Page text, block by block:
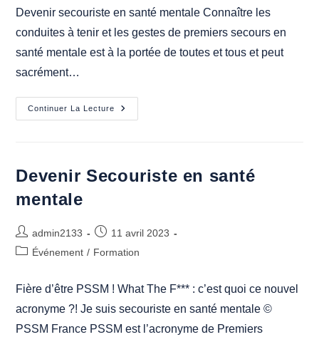
Devenir secouriste en santé mentale Connaître les
conduites à tenir et les gestes de premiers secours en
santé mentale est à la portée de toutes et tous et peut
sacrément…
Continuer La Lecture
Formation
De
Devenir Secouriste en santé
mentale
Auteur/autrice
de
admin2133
Publication
publiée :
11 avril 2023
PostÉvénement / Formation
Fière d’être PSSM ! What The F*** : c’est quoi ce nouvel
acronyme ?! Je suis secouriste en santé mentale ©
PSSM France PSSM est l’acronyme de Premiers